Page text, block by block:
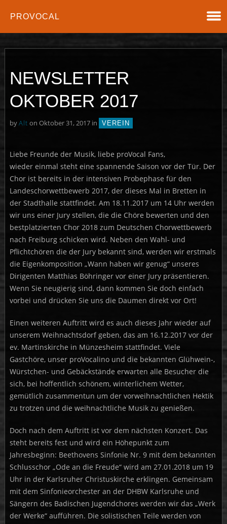
PROVOCAL
NEWSLETTER
OKTOBER 2017
byAlt on Oktober 31, 2017 in VEREIN
Liebe Freunde der Musik, liebe proVocal Fans,
wieder einmal steht eine spannende Saison vor der Tür. Der
Chor ist bereits in der intensiven Probephase für den
Landeschorwettbewerb 2017, der dieses Mal in Bretten in
der Stadthalle stattfindet. Am 18.11.2017 um 14 Uhr werden
wir uns einer Jury stellen, die die Chöre bewerten und den
bestplatzierten Chor 2018 zum Deutschen Chorwettbewerb
nach Freiburg schicken wird. Neben den Wahl- und
Pflichtchören die der Jury bekannt sind, werden wir erstmals
die Eigenkomposition „Wann haben wir genug“ unseres
Dirigenten Matthias Böhringer vor einer Jury präsentieren.
Wenn Sie neugierig sind, dann kommen Sie doch einfach
vorbei und drücken Sie uns die Daumen direkt vor Ort!
Einen weiteren Auftritt wird es auch dieses Jahr wieder auf
unserem Weihnachtsdorf geben, das am 16.12.2017 vor der
ev. Martinskirche in Münzesheim stattfindet. Viele
Gastchöre, unser proVocalino und die bekannten Glühwein-,
Würstchen- und Gebäckstände erwarten alle Besucher die
sich, bei hoffentlich schönem, winterlichem Wetter,
gemütlich zusammentun um der vorweihnachtlichen Hektik
zu trotzen und die weihnachtliche Musik zu genießen.
Doch nach dem Auftritt ist vor dem nächsten Konzert. Das
steht bereits fest und wird ein Höhepunkt zum
Jahresbeginn: Beethovens Sinfonie Nr. 9 mit dem bekannten
Schlusschor „Ode an die Freude“ wird am 27.01.2018 um 19
Uhr in der Karlsruher Christuskirche erklingen. Gemeinsam
mit dem Sinfonieorchester an der DHBW Karlsruhe und
Sängern des Badischen Jugendchores werden wir das „Werk
der Werke“ aufführen. Die solistischen Teile werden von